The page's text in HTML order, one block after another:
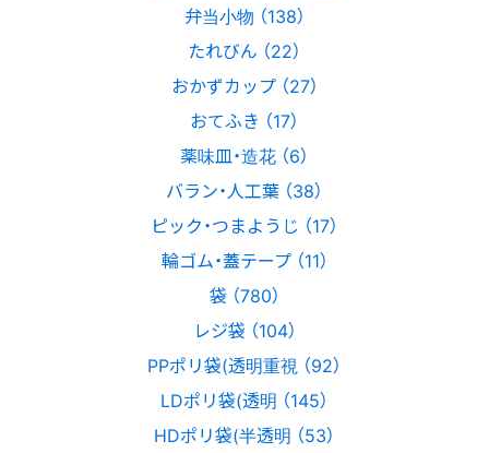
弁当小物 （138）
たれびん （22）
おかずカップ （27）
おてふき （17）
薬味皿・造花 （6）
バラン・人工葉 （38）
ピック・つまようじ （17）
輪ゴム・蓋テープ （11）
袋 （780）
レジ袋 （104）
PPポリ袋(透明重視 （92）
LDポリ袋(透明 （145）
HDポリ袋(半透明 （53）